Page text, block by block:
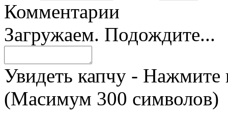
Комментарии
Загружаем. Подождите...
Увидеть капчу - Нажмите
(Масимум 300 символов)